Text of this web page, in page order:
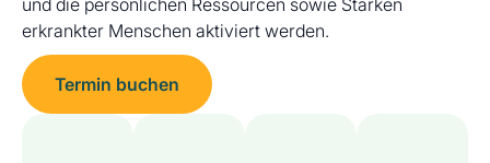
erkrankter Menschen aktiviert werden.
Termin buchen